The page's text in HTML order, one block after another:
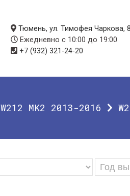
Тюмень, ул. Тимофея Чаркова,
Ежедневно с 10:00 до 19:00
+7 (932) 321-24-20
W212 MK2 2013-2016